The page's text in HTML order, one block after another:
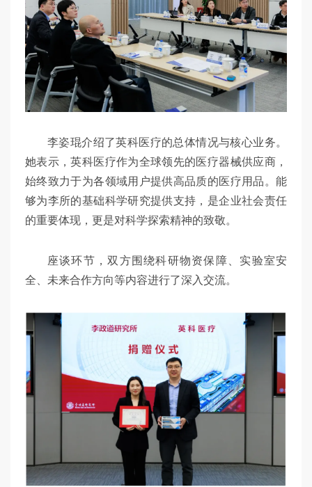
李姿琨介绍了英科医疗的总体情况与核心业务。
她表示，英科医疗作为全球领先的医疗器械供应商，
始终致力于为各领域用户提供高品质的医疗用品。能
够为李所的基础科学研究提供支持，是企业社会责任
的重要体现，更是对科学探索精神的致敬。
座谈环节，双方围绕科研物资保障、实验室安
全、未来合作方向等内容进行了深入交流。